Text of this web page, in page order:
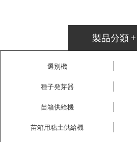
製品分類 +
選別機
種子発芽器
苗箱供給機
苗箱用粘土供給機